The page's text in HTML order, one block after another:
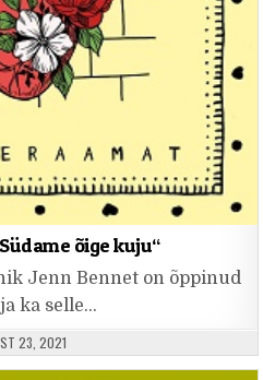
õige kuju“
Jenn Bennet on õppinud
ka selle…
DATE:
23, 2021